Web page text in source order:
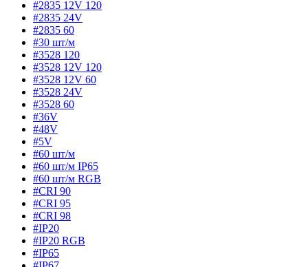
#2835 12V 120
#2835 24V
#2835 60
#30 шт/м
#3528 120
#3528 12V 120
#3528 12V 60
#3528 24V
#3528 60
#36V
#48V
#5V
#60 шт/м
#60 шт/м IP65
#60 шт/м RGB
#CRI 90
#CRI 95
#CRI 98
#IP20
#IP20 RGB
#IP65